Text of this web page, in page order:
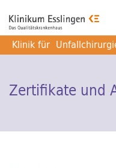
Klinik für
Zertifikate und